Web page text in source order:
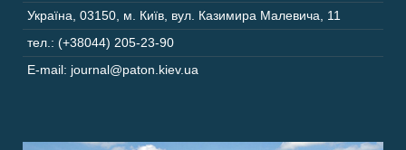
Україна 03150 м. Київ, вул. Казимира Малевича, 11
тел.: (+38044) 205-23-90
E-mail: journal@paton.kiev.ua